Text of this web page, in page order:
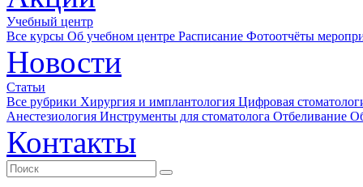
Учебный центр
Все курсы Об учебном центре Расписание Фотоотчёты
Новости
Статьи
Все рубрики Хирургия и имплантология Цифровая
Анестезиология Инструменты для стоматолога Отбеливание
Контакты